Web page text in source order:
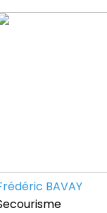
BAVAY